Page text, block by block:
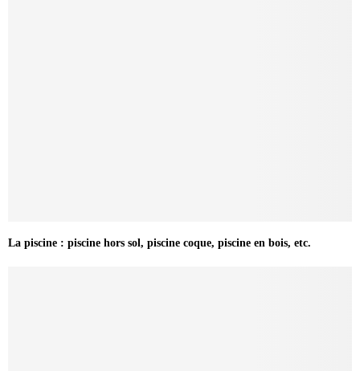
La piscine : piscine hors sol, piscine coque, piscine en bois, etc.